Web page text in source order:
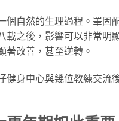
個自然的生理過程。睪固
載之後，影響可以非常明
著改善，甚至逆轉。
健身中心與幾位教練交流